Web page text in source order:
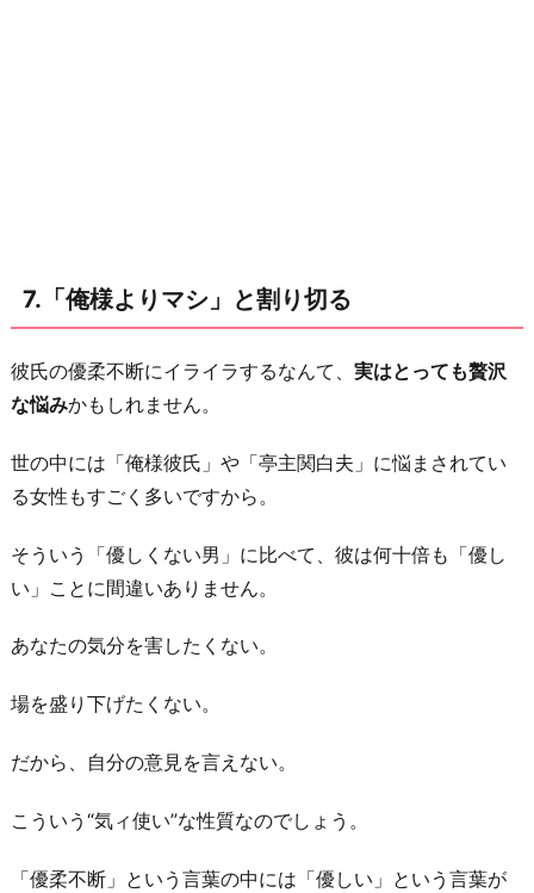
7.「俺様よりマシ」と割り切る
彼氏の優柔不断にイライラするなんて、 実はとっても贅沢
な悩みかもしれません。
世の中には「俺様彼氏」や「亭主関白夫」に悩まされてい
る女性もすごく多いですから。
そういう「優しくない男」に比べて、彼は何十倍も「優し
い」ことに間違いありません。
あなたの気分を害したくない。
場を盛り下げたくない。
だから、自分の意見を言えない。
こういう“気ィ使い”な性質なのでしょう。
「優柔不断」という言葉の中には「優しい」という言葉が